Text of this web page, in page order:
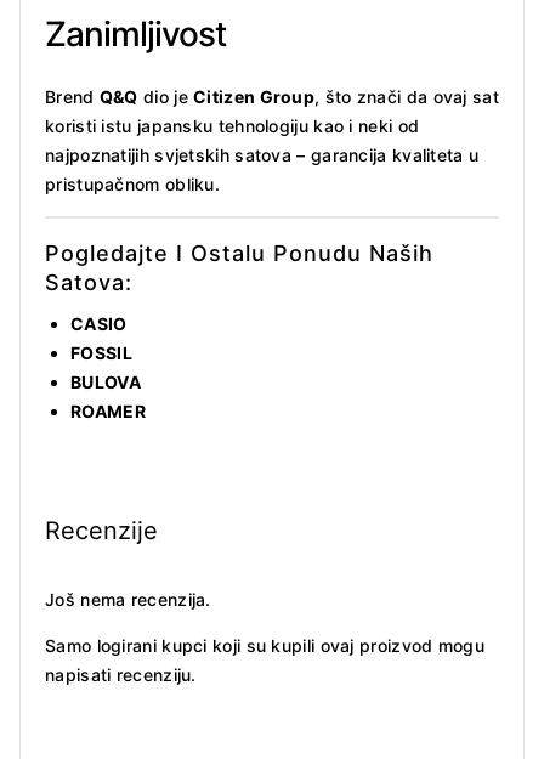
Zanimljivost
Brend Q&Q dio jeCitizen Group, što znači da ovaj sat
koristi istu japansku tehnologiju kao i neki od
najpoznatijih svjetskih satova – garancija kvaliteta u
pristupačnom obliku.
Pogledajte I Ostalu Ponudu Naših
Satova:
CASIO
FOSSIL
BULOVA
ROAMER
Recenzije
Još nema recenzija.
Samo logirani kupci koji su kupili ovaj proizvod mogu
napisati recenziju.